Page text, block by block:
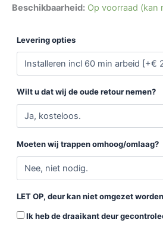
Beschikbaarheid: Op voorraad (kan
Levering opties
Wilt u dat wij de oude retour nemen?
Moeten wij trappen omhoog/omlaag?
LET OP, deur kan niet omgezet
Ik heb de draaikant deur